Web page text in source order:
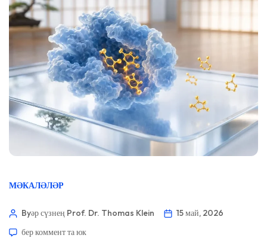
МӘКАЛӘЛӘР
Byәр сүзнең Prof. Dr. Thomas Klein
15 май, 2026
бер коммент та юк